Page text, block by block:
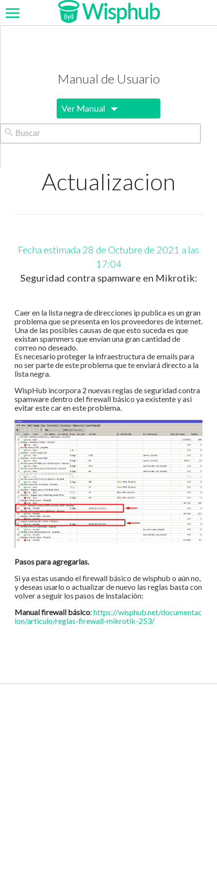
Manual de Usuario
Ver Manual
Actualizacion
Fecha estimada 28 de Octubre de 2021 a las
17:04
Seguridad contra spamware en Mikrotik:
Caer en la lista negra de direcciones ip publica es un gran
problema que se presenta en los proveedores de internet.
Una de las posibles causas de que esto suceda es que
existan spammers que envían una gran cantidad de
correo no deseado.
Es necesario proteger la infraestructura de emails para
no ser parte de este problema que te enviará directo a la
lista negra.
WispHub incorpora 2 nuevas reglas de seguridad contra
spamware dentro del firewall básico ya existente y asi
evitar este car en este problema.
Pasos para agregarlas.
Si ya estas usando el firewall básico de wisphub o aún no,
y deseas usarlo o actualizar de nuevo las reglas basta con
volver a seguir los pasos de instalación:
Manual firewall básico: https://wisphub.net/documentac
ion/articulo/reglas-firewall-mikrotik-253/